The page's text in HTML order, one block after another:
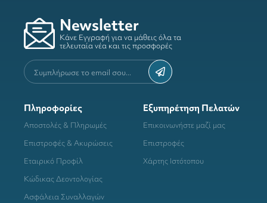
Newsletter
Κάνε Εγγραφή για να μάθεις όλα τα
τελευταία νέα και τις προσφορές
Πληροφορίες
Αποστολές & Πληρωμές
Επιστροφές & Ακυρώσεις
Εταιρικό Προφίλ
Κώδικας Δεοντολογίας
Ασφάλεια Συναλλαγών
Εξυπηρέτηση Πελατών
Επικοινωνήστε μαζί μας
Επιστροφές
Χάρτης Ιστότοπου